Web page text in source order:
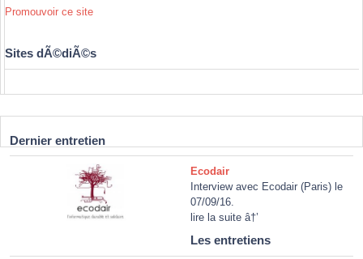
Promouvoir ce site
Sites dÃ©diÃ©s
Dernier entretien
Ecodair
Interview avec Ecodair (Paris) le
07/09/16.
lire la suite â†’
Les entretiens